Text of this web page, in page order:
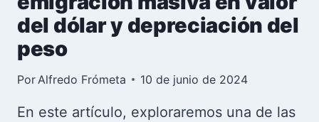
del dólar y depreciación del
peso
Por Alfredo Frómeta 10 de junio de 2024
En este artículo, exploraremos una de las